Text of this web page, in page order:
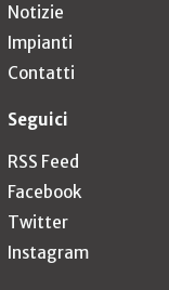
Notizie
Impianti
Contatti
Seguici
RSS Feed
Facebook
Twitter
Instagram